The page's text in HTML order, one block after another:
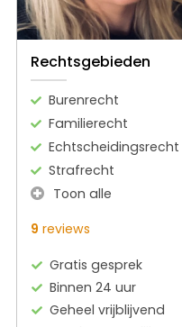
Rechtsgebieden
Burenrecht
Familierecht
Echtscheidingsrecht
Strafrecht
Toon alle
9 reviews
Gratis gesprek
Binnen 24 uur
Geheel vrijblijvend